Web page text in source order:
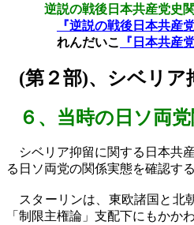
逆説の戦後日本共産党史
『逆説の戦後日本共産党
れんだいこ
『日本共産
(第２部)、シベリア
６、 当時の日ソ両
シベリア抑留に関する日本共
る日ソ両党の関係実態を確認する
スターリンは、東欧諸国と北
「制限主権論」支配下にもか